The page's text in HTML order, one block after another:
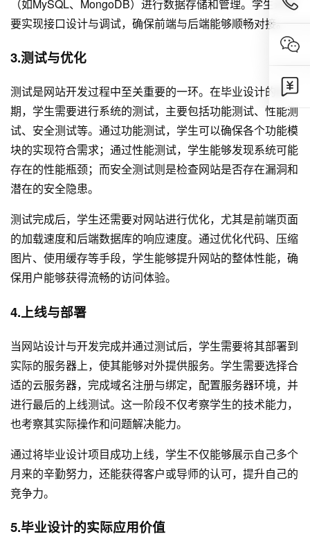
（如MySQL、MongoDB）进行数据存储和管理。学生还需
要实现接口设计与调试，确保前端与后端能够顺畅对接。
3.测试与优化
测试是网站开发过程中至关重要的一环。在毕业设计的后
期，学生需要进行系统的测试，主要包括功能测试、性能测
试、安全测试等。通过功能测试，学生可以确保各个功能模
块的实现符合需求；通过性能测试，学生能够发现系统可能
存在的性能瓶颈；而安全测试则是检查网站是否存在漏洞和
潜在的安全隐患。
测试完成后，学生还需要对网站进行优化，尤其是前端页面
的加载速度和后端数据库的响应速度。通过优化代码、压缩
图片、使用缓存等手段，学生能够提升网站的整体性能，确
保用户能够获得流畅的访问体验。
4.上线与部署
当网站设计与开发完成并通过测试后，学生需要将其部署到
实际的服务器上，使其能够对外提供服务。学生需要选择合
适的云服务器，完成域名注册与绑定，配置服务器环境，并
进行最后的上线测试。这一阶段不仅考察学生的技术能力，
也考察其实际操作和问题解决能力。
通过将毕业设计项目成功上线，学生不仅能够展示自己多个
月来的辛勤努力，还能获得客户或导师的认可，提升自己的
竞争力。
5.毕业设计的实际应用价值